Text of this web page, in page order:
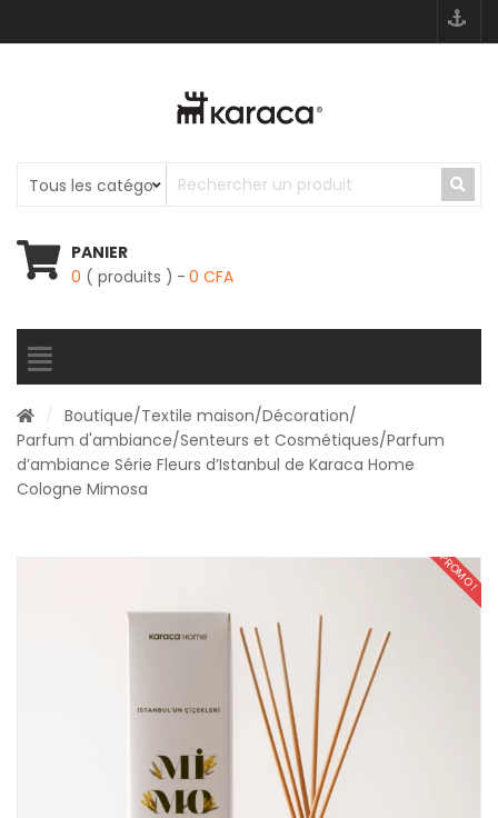
PANIER
0 ( produits ) 0 CFA
Boutique/Textile maison/Décoration/
Parfum d'ambiance/Senteurs et Cosmétiques/Parfum
d’ambiance Série Fleurs d’Istanbul de Karaca Home
Cologne Mimosa
PROMO !